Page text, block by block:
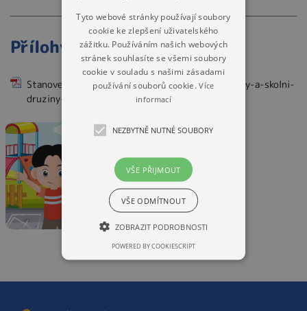
Přílohy
Stanoveni-vyse-uplaty-za-uzivani-materske-skoly-a-skolni-
druziny-pro-skolni-rok-20242025
Tyto webové stránky používají soubory
cookie ke zlepšení uživatelského
zážitku. Používáním našich webových
stránek souhlasíte se všemi soubory
cookie v souladu s našimi zásadami
používání souborů cookie.Více
informací
NEZBYTNĚ NUTNÉ SOUBORY
VŠE PŘIJMOUT
VŠE ODMÍTNOUT
ZOBRAZIT PODROBNOSTI
POWERED BY COOKIESCRIPT